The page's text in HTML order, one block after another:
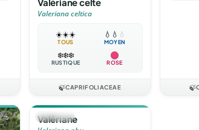
Valériane celte
Valeriana celtica
☀️☀️☀️
TOUS
💧 💧 💧
MOYEN
❄️❄️❄️
RUSTIQUE ROSE
🍃CAPRIFOLIACEAE 🍃
🪴VIVACE
Valériane